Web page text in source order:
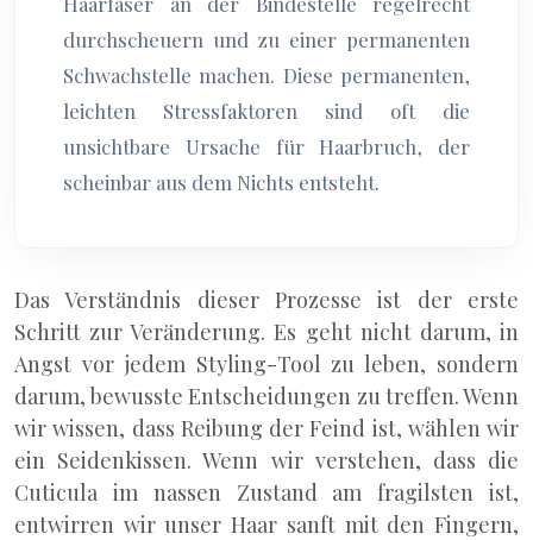
durchscheuern und zu einer permanenten
Schwachstelle machen. Diese permanenten,
leichten Stressfaktoren sind oft die
unsichtbare Ursache für Haarbruch, der
scheinbar aus dem Nichts entsteht.
Das Verständnis dieser Prozesse ist der erste
Schritt zur Veränderung. Es geht nicht darum, in
Angst vor jedem Styling-Tool zu leben, sondern
darum, bewusste Entscheidungen zu treffen. Wenn
wir wissen, dass Reibung der Feind ist, wählen wir
ein Seidenkissen. Wenn wir verstehen, dass die
Cuticula im nassen Zustand am fragilsten ist,
entwirren wir unser Haar sanft mit den Fingern,